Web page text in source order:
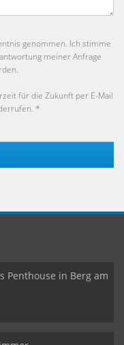
genommen. Ich stimme
meiner Anfrage
für die Zukunft per E-Mail
*
Penthouse in Berg am